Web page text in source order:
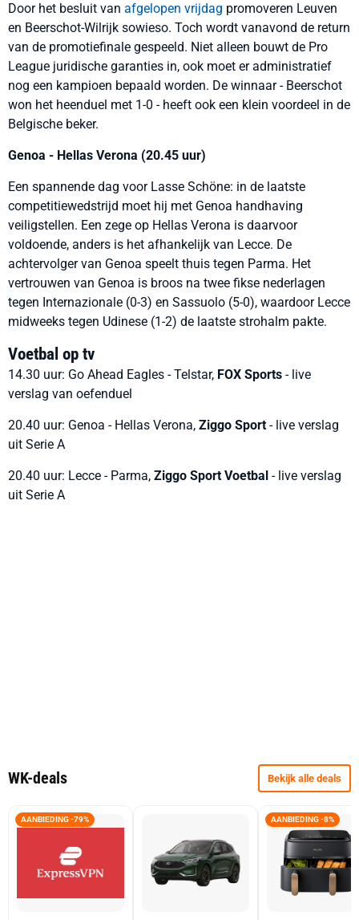
Door het besluit van afgelopen vrijdag promoveren Leuven
en Beerschot-Wilrijk sowieso. Toch wordt vanavond de return
van de promotiefinale gespeeld. Niet alleen bouwt de Pro
League juridische garanties in, ook moet er administratief
nog een kampioen bepaald worden. De winnaar - Beerschot
won het heenduel met 1-0 - heeft ook een klein voordeel in de
Belgische beker.
Genoa - Hellas Verona (20.45 uur)
Een spannende dag voor Lasse Schöne: in de laatste
competitiewedstrijd moet hij met Genoa handhaving
veiligstellen. Een zege op Hellas Verona is daarvoor
voldoende, anders is het afhankelijk van Lecce. De
achtervolger van Genoa speelt thuis tegen Parma. Het
vertrouwen van Genoa is broos na twee fikse nederlagen
tegen Internazionale (0-3) en Sassuolo (5-0), waardoor Lecce
midweeks tegen Udinese (1-2) de laatste strohalm pakte.
Voetbal op tv
14.30 uur: Go Ahead Eagles - Telstar, FOX Sports - live
verslag van oefenduel
20.40 uur: Genoa - Hellas Verona, Ziggo Sport- live verslag
uit Serie A
20.40 uur: Lecce - Parma, Ziggo Sport Voetbal - live verslag
uit Serie A
WK-deals Bekijk alle deals
AANBIEDING -79% AANBIEDING -8%